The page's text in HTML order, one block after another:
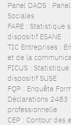
Panel DADS :
Sociales
FARE : Statistique
dispositif ESANE
TIC Entreprises :
et de la
FICUS :
dispositif SUSE
FQP : Enquête
Déclarations 2483
professionnelle
CEP : Contour des